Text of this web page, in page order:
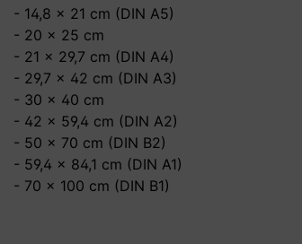
- 14,8 x 21 cm (DIN A5)
- 20 x 25 cm
- 21 x 29,7 cm (DIN A4)
- 29,7 x 42 cm (DIN A3)
- 30 x 40 cm
- 42 x 59,4 cm (DIN A2)
- 50 x 70 cm (DIN B2)
- 59,4 x 84,1 cm (DIN A1)
- 70 x 100 cm (DIN B1)